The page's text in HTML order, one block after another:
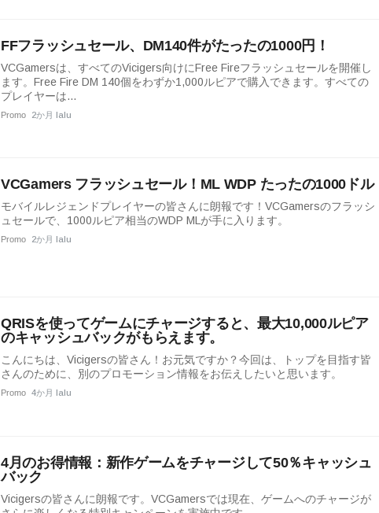
FFフラッシュセール、DM140件がたったの1000円！
VCGamersは、すべてのVicigers向けにFree Fireフラッシュセールを開催し
ます。Free Fire DM 140個をわずか1,000ルピアで購入できます。すべての
プレイヤーは...
Promo 2か月 lalu
VCGamers フラッシュセール！ML WDP たったの1000ドル
モバイルレジェンドプレイヤーの皆さんに朗報です！VCGamersのフラッシ
ュセールで、1000ルピア相当のWDP MLが手に入ります。
Promo 2か月 lalu
QRISを使ってゲームにチャージすると、最大10,000ルピア
のキャッシュバックがもらえます。
こんにちは、Vicigersの皆さん！お元気ですか？今回は、トップを目指す皆
さんのために、別のプロモーション情報をお伝えしたいと思います。
Promo 4か月 lalu
4月のお得情報：新作ゲームをチャージして50％キャッシュ
バック
Vicigersの皆さんに朗報です。VCGamersでは現在、ゲームへのチャージが